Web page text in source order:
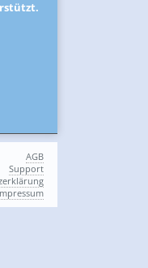
AGB
Support